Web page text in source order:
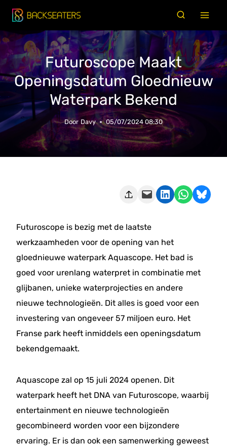
Doorgaan
naar
inhoud
Futuroscope Maakt
Openingsdatum Gloednieuw
Waterpark Bekend
Door Davy 05/07/2024 08:30
Deze pagina e-mailen Delen op LinkedIn Delen via WhatsApp Share on Bluesky
Futuroscope is bezig met de laatste
werkzaamheden voor de opening van het
gloednieuwe waterpark Aquascope. Het bad is
goed voor urenlang waterpret in combinatie met
glijbanen, unieke waterprojecties en andere
nieuwe technologieën. Dit alles is goed voor een
investering van ongeveer 57 miljoen euro. Het
Franse park heeft inmiddels een openingsdatum
bekendgemaakt.
Aquascope zal op 15 juli 2024 openen. Dit
waterpark heeft het DNA van Futuroscope, waarbij
entertainment en nieuwe technologieën
gecombineerd worden voor een bijzondere
ervaring. Er is dan ook een samenwerking geweest